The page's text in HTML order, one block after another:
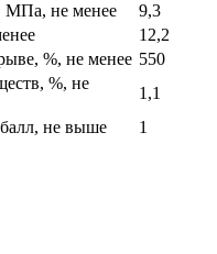
МПа, не менее
9,3
12,2
%, не менее 550
%, не
1,1
не выше
1